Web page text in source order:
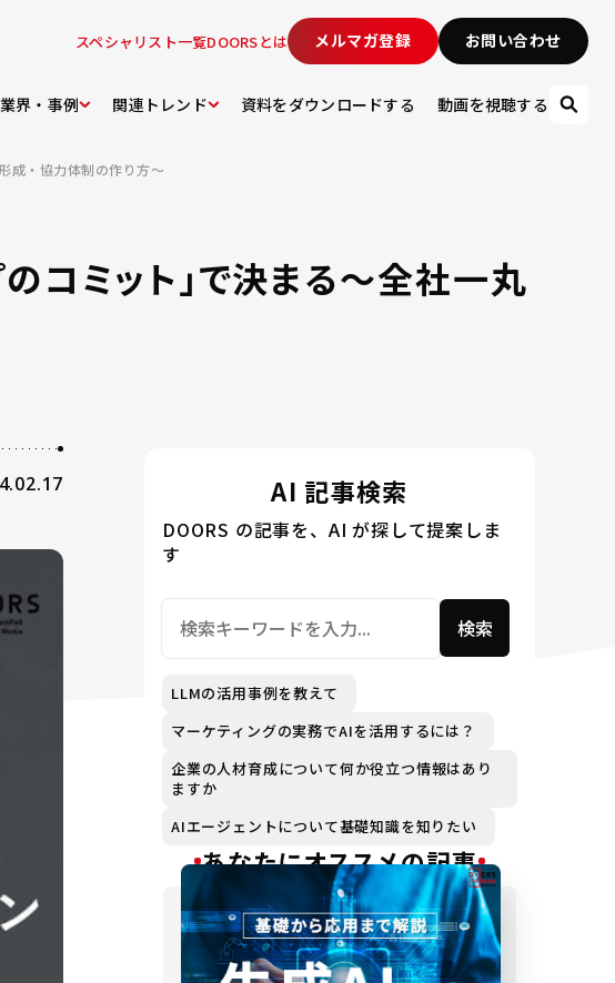
スペシャリスト一覧DOORSとは メルマガ登録 お問い合わせ
業界・事例 関連トレンド 資料をダウンロードする 動画を視聴する
成・協力体制の作り方～
のコミット」で決まる～全社一丸
AI 記事検索
DOORS の記事を、AI が探して提案しま
す
検索
LLMの活用事例を教えて
マーケティングの実務でAIを活用するには？
企業の人材育成について何か役立つ情報はあり
ますか
AIエージェントについて基礎知識を知りたい
あなたにオススメの記事